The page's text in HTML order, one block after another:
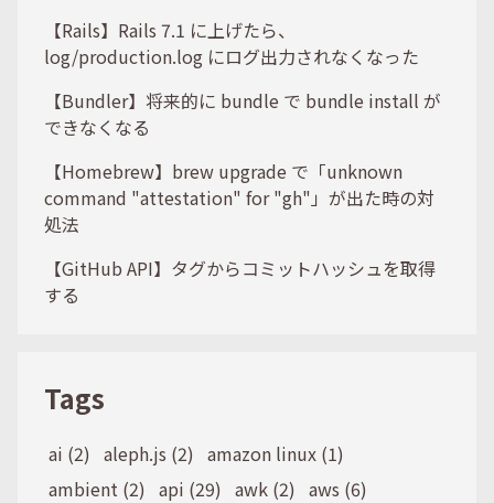
【Rails】Rails 7.1 に上げたら、
log/production.log にログ出力されなくなった
【Bundler】将来的に bundle で bundle install が
できなくなる
【Homebrew】brew upgrade で「unknown
command "attestation" for "gh"」が出た時の対
処法
【GitHub API】タグからコミットハッシュを取得
する
Tags
ai (2) aleph.js (2) amazon linux (1)
ambient (2) api (29) awk (2) aws (6)